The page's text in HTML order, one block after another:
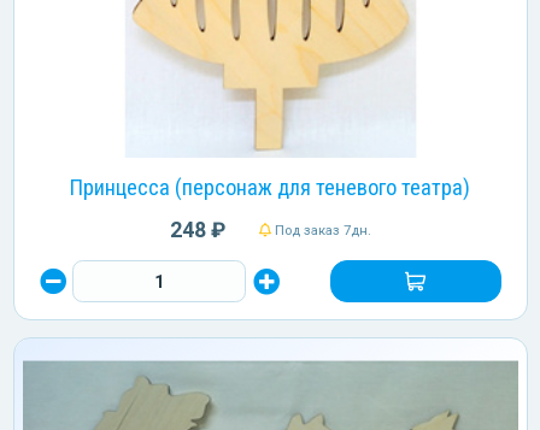
Принцесса (персонаж для теневого театра)
248 ₽ Под заказ 7дн.